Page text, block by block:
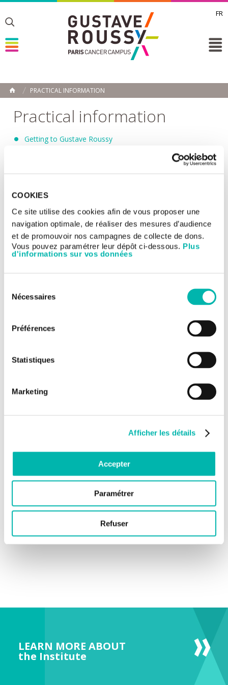
COOKIES
Ce site utilise des cookies afin de vous proposer une
navigation optimale, de réaliser des mesures d’audience
et de promouvoir nos campagnes de collecte de dons.
Vous pouvez paramétrer leur dépôt ci-dessous. Plus
d'informations sur vos données
Nécessaires
Préférences
Statistiques
Marketing
Afficher les détails
Accepter
Paramétrer
Refuser
FR
Toggle
Toggle
HOME
PRACTICAL INFORMATION
Practical information
Getting to Gustave Roussy
Accommodation
LEARN MORE ABOUT
the Institute